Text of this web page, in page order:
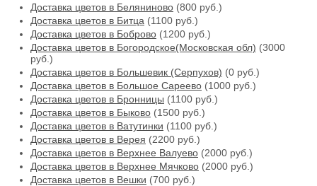
Доставка цветов в Беляниново (800 руб.)
Доставка цветов в Битца (1100 руб.)
Доставка цветов в Боброво (1200 руб.)
Доставка цветов в Богородское(Московская обл) (3000
руб.)
Доставка цветов в Большевик (Серпухов) (0 руб.)
Доставка цветов в Большое Сареево (1000 руб.)
Доставка цветов в Бронницы (1100 руб.)
Доставка цветов в Быково (1500 руб.)
Доставка цветов в Ватутинки (1100 руб.)
Доставка цветов в Верея (2200 руб.)
Доставка цветов в Верхнее Валуево (2000 руб.)
Доставка цветов в Верхнее Мячково (2000 руб.)
Доставка цветов в Вешки (700 руб.)